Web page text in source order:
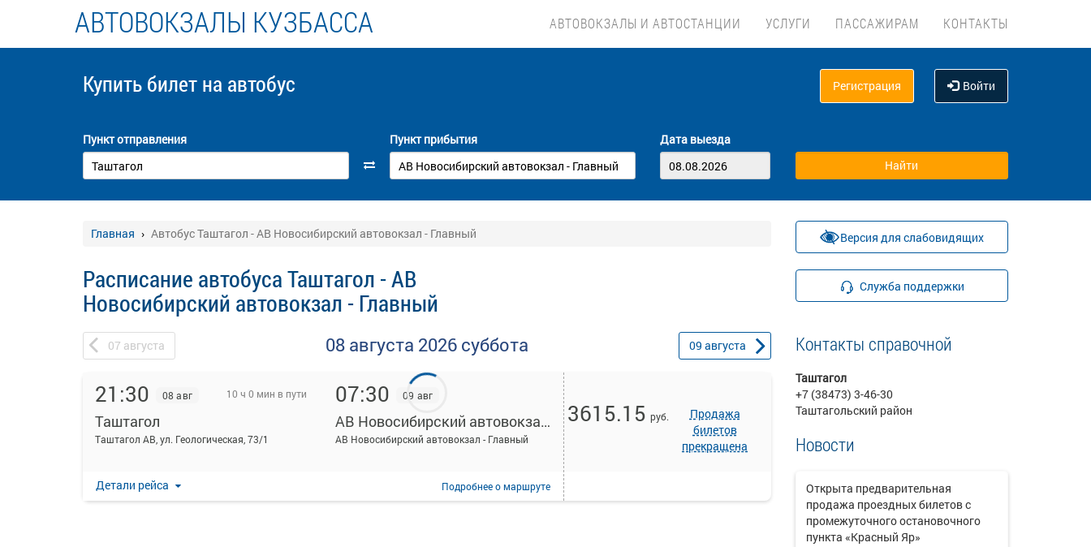
АВТОВОКЗАЛЫ КУЗБАССА АВТОВОКЗАЛЫ И АВТОСТАНЦИИ УСЛУГИ ПАССАЖИРАМ КОНТАКТЫ
Купить билет на автобус Регистрация Войти
Пункт отправления Пункт прибытия Дата выезда
Главная Автобус Таштагол - АВ Новосибирский автовокзал - Главный
Расписание автобуса Таштагол - АВ
Новосибирский автовокзал - Главный
07 августа 08 августа 2026 суббота 09 августа
21:30 08 авг 10 ч 0 мин в пути
Таштагол
Таштагол АВ, ул. Геологическая, 73/1
07:30 09 авг
АВ Новосибирский автовокзал - Главный
АВ Новосибирский автовокзал - Главный
Детали рейса Подробнеео маршруте
3615.15 руб.
Продажа
билетов
прекращена
Версия для слабовидящих
Служба поддержки
Контакты справочной
Таштагол
+7 (38473) 3-46-30
Таштагольский район
Новости
Открыта предварительная
продажа проездных билетов с
промежуточного остановочного
пункта «Красный Яр»